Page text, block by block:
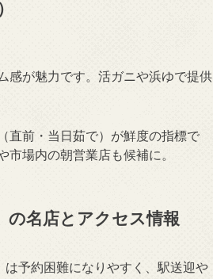
感が魅力です。活ガニや浜ゆで提供
直前・当日茹で）が鮮度の指標で
場内の朝営業店も候補に。
の名店とアクセス情報
予約困難になりやすく、駅送迎や